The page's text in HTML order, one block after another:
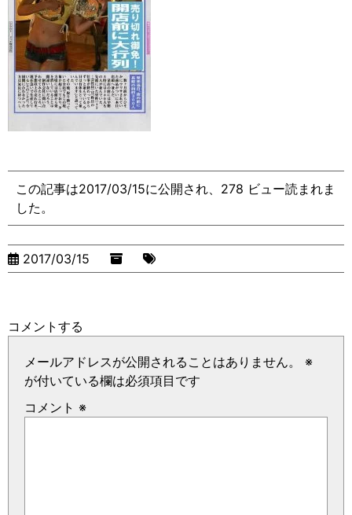
この記事は2017/03/15に公開され、278 ビュー読まれま
した。
2017/03/15
コメントする
メールアドレスが公開されることはありません。
※
が付いている欄は必須項目です
コメント ※